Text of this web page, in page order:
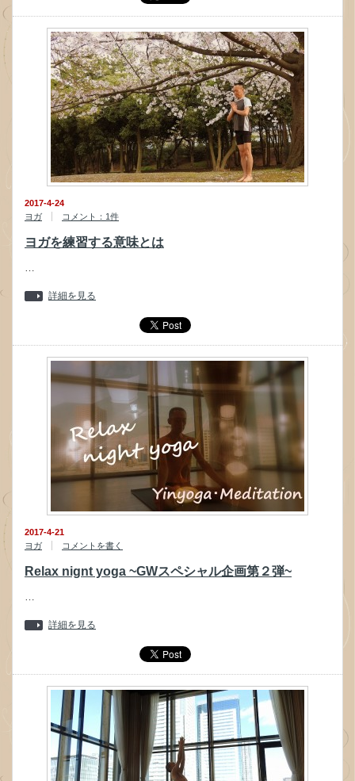
2017-4-24
ヨガ
コメント：1件
ヨガを練習する意味とは
…
詳細を見る
2017-4-21
ヨガ
コメントを書く
Relax nignt yoga ~GWスペシャル企画第２弾~
…
詳細を見る